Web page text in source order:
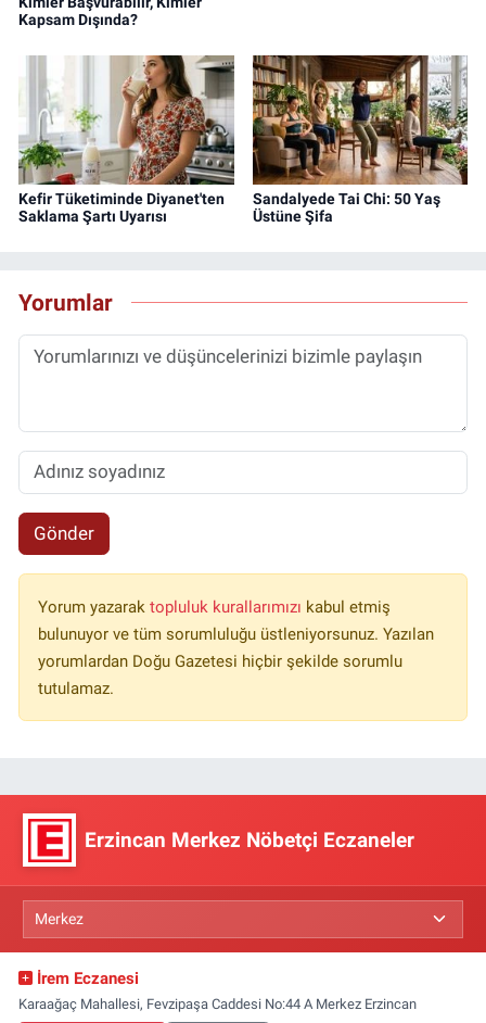
Kapsam Dışında?
Kefir Tüketiminde Diyanet'ten
Saklama Şartı Uyarısı
Sandalyede Tai Chi: 50 Yaş
Üstüne Şifa
Yorumlar
Gönder
Yorum yazarak topluluk kurallarımızı kabul etmiş
bulunuyor ve tüm sorumluluğu üstleniyorsunuz. Yazılan
yorumlardan Doğu Gazetesi hiçbir şekilde sorumlu
tutulamaz.
Erzincan Merkez Nöbetçi Eczaneler
İrem Eczanesi
Karaağaç Mahallesi, Fevzipaşa Caddesi No:44 A Merkez Erzincan